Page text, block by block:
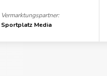
Vermarktungspartner:
Sportplatz Media